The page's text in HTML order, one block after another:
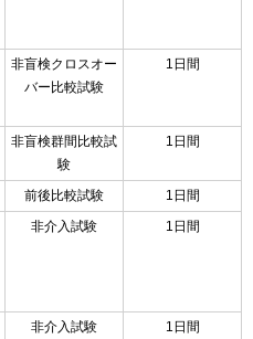
非盲検クロスオー
バー比較試験
1日間
非盲検群間比較試
験
1日間
前後比較試験
1日間
非介入試験 1日間
非介入試験 1日間